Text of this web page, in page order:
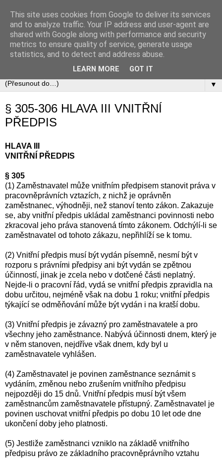
Zákoník práce
Zákon č. 262/2006 Sb., zákoník práce v úplném aktuálním
znění včetně automaticky zapracovávaných změn.
▼
§ 305-306 HLAVA III VNITŘNÍ
PŘEDPIS
HLAVA III
VNITŘNÍ PŘEDPIS
§ 305
(1) Zaměstnavatel může vnitřním předpisem stanovit práva v
pracovněprávních vztazích, z nichž je oprávněn
zaměstnanec, výhodněji, než stanoví tento zákon. Zakazuje
se, aby vnitřní předpis ukládal zaměstnanci povinnosti nebo
zkracoval jeho práva stanovená tímto zákonem. Odchýlí-li se
zaměstnavatel od tohoto zákazu, nepřihlíží se k tomu.
(2) Vnitřní předpis musí být vydán písemně, nesmí být v
rozporu s právními předpisy ani být vydán se zpětnou
účinností, jinak je zcela nebo v dotčené části neplatný.
Nejde-li o pracovní řád, vydá se vnitřní předpis zpravidla na
dobu určitou, nejméně však na dobu 1 roku; vnitřní předpis
týkající se odměňování může být vydán i na kratší dobu.
(3) Vnitřní předpis je závazný pro zaměstnavatele a pro
všechny jeho zaměstnance. Nabývá účinnosti dnem, který je
v něm stanoven, nejdříve však dnem, kdy byl u
zaměstnavatele vyhlášen.
(4) Zaměstnavatel je povinen zaměstnance seznámit s
vydáním, změnou nebo zrušením vnitřního předpisu
nejpozději do 15 dnů. Vnitřní předpis musí být všem
zaměstnancům zaměstnavatele přístupný. Zaměstnavatel je
povinen uschovat vnitřní předpis po dobu 10 let ode dne
ukončení doby jeho platnosti.
(5) Jestliže zaměstnanci vzniklo na základě vnitřního
předpisu právo ze základního pracovněprávního vztahu
This site uses cookies from Google to deliver its services
and to analyze traffic. Your IP address and user-agent are
shared with Google along with performance and security
metrics to ensure quality of service, generate usage
statistics, and to detect and address abuse.
LEARN MORE GOT IT